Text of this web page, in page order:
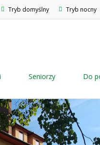
Tryb domyślny Tryb nocny
Seniorzy Do